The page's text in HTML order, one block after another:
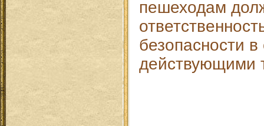
пешеходам
безопасности в
действующими